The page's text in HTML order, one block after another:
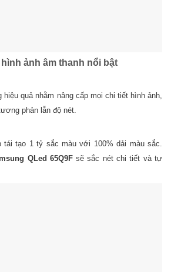
ảnh âm thanh nổi bật
hiệu quả nhằm nâng cấp mọi chi tiết hình ảnh,
phản lẫn độ nét.
tái tạo 1 tỷ sắc màu với 100% dải màu sắc.
QLed 65Q9Fsẽ sắc nét chi tiết và tự